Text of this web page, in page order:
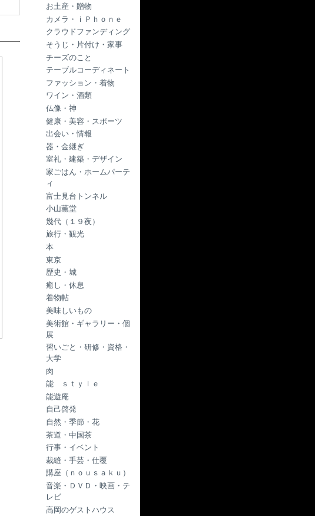
お土産・贈物
カメラ・ｉＰｈｏｎｅ
クラウドファンディング
そうじ・片付け・家事
チーズのこと
テーブルコーディネート
ファッション・着物
ワイン・酒類
仏像・神
健康・美容・スポーツ
出会い・情報
器・金継ぎ
室礼・建築・デザイン
家ごはん・ホームパーテ
ィ
富士見台トンネル
小山薫堂
幾代（１９夜）
旅行・観光
本
東京
歴史・城
癒し・休息
着物帖
美味しいもの
美術館・ギャラリー・個
展
習いごと・研修・資格・
大学
肉
能 ｓｔｙｌｅ
能遊庵
自己啓発
自然・季節・花
茶道・中国茶
行事・イベント
裁縫・手芸・仕覆
講座（ｎｏｕｓａｋｕ）
音楽・ＤＶＤ・映画・テ
レビ
高岡のゲストハウス